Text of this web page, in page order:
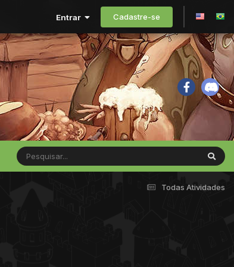
Entrar Cadastre-se
Todas Atividades